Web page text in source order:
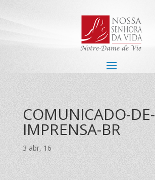
COMUNICADO-DE-
IMPRENSA-BR
3 abr, 16